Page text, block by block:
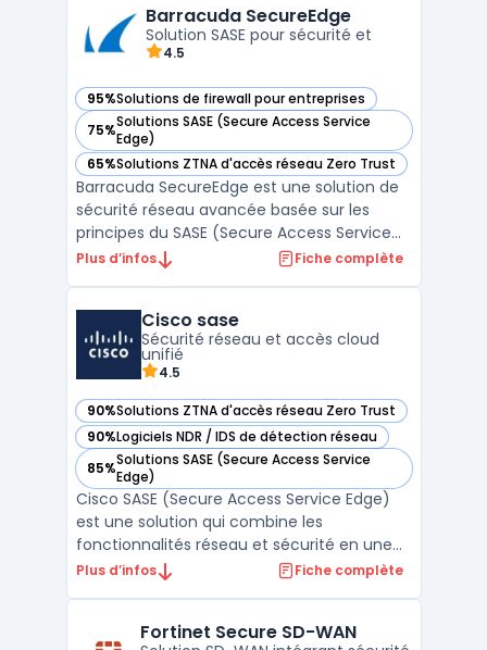
FreeBSD, il offre un environnement robuste
et une programma ...
Barracuda SecureEdge
Solution SASE pour sécurité et
4.5
95%Solutions de firewall pour entreprises
— voir Barracuda SecureEdge dans cette catégorie
75%Solutions SASE (Secure Access Service
Edge)
— voir Barracuda SecureEdge dans cette catégorie
65%Solutions ZTNA d'accès réseau Zero Trust
— voir Barracuda SecureEdge dans cette catégorie
Barracuda SecureEdge est une solution de
sécurité réseau avancée basée sur les
principes du SASE (Secure Access Service
Edge), une architecture qui combine les
approche permet aux entreprises de
centraliser la gestion de l ...
Plus d’infos Fiche complète
Cisco sase
Sécurité réseau et accès cloud
unifié
4.5
90%Solutions ZTNA d'accès réseau Zero Trust
— voir Cisco sase dans cette catégorie
90%Logiciels NDR / IDS de détection réseau
— voir Cisco sase dans cette catégorie
85%Solutions SASE (Secure Access Service
Edge)
— voir Cisco sase dans cette catégorie
Cisco SASE (Secure Access Service Edge)
est une solution qui combine les
fonctionnalités réseau et sécurité en une
architecture unifiée, optimisée pour les
de simplifier l'accès aux ressources cloud,
Plus d’infos Fiche complète
Fortinet Secure SD-WAN